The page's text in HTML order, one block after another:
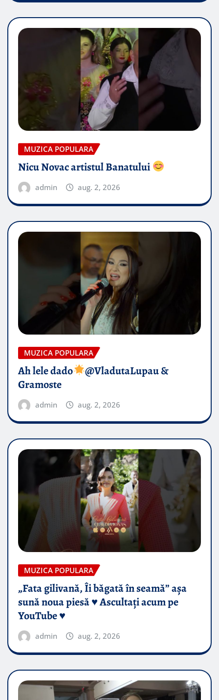
MUZICA POPULARA
Nicu Novac artistul Banatului
admin aug. 2, 2026
MUZICA POPULARA
Ah lele dado​
@VladutaLupau &
Gramoste
admin aug. 2, 2026
MUZICA POPULARA
„Fata gilivană, Îi băgată în seamă” așa
sună noua piesă ♥️ Ascultați acum pe
YouTube ♥️
admin aug. 2, 2026